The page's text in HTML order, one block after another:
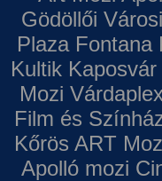
Gödöllői
Plaza Fontana
Kultik Kaposvár
Mozi
Film és
Kőrös ART
Apolló mozi